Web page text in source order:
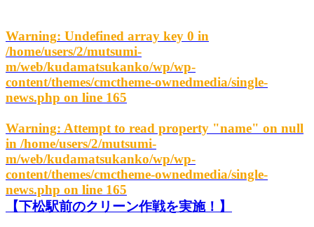
Warning: Undefined array key 0 in
/home/users/2/mutsumi-
m/web/kudamatsukanko/wp/wp-
content/themes/cmctheme-ownedmedia/single-
news.php on line 165
Warning: Attempt to read property "name" on null
in /home/users/2/mutsumi-
m/web/kudamatsukanko/wp/wp-
content/themes/cmctheme-ownedmedia/single-
news.php on line 165
【下松駅前のクリーン作戦を実施！】